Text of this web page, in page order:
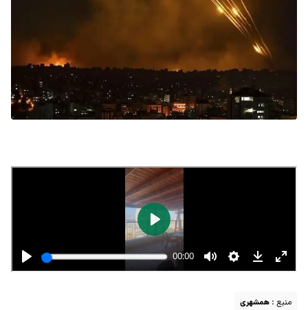
منبع : همشهری